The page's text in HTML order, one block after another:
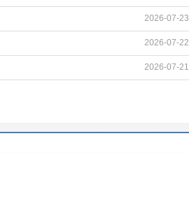
2026-07-23
2026-07-22
2026-07-21